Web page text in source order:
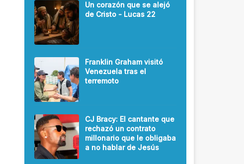
Un corazón que se alejó
de Cristo - Lucas 22
Franklin Graham visitó
Venezuela tras el
terremoto
CJ Bracy: El cantante que
rechazó un contrato
millonario que le obligaba
a no hablar de Jesús